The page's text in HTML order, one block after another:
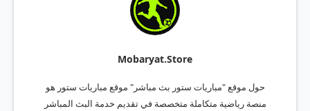
Mobaryat.store
حول موقع "مباريات ستور بث مباشر" موقع مباريات ستور هو
منصة رياضية متكاملة متخصصة في تقديم خدمة البث المباشر